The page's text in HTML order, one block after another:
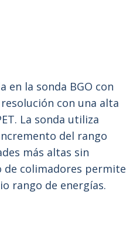
en la sonda BGO con
con una alta
La sonda utiliza
del rango
más altas sin
de colimadores permite
rango de energías.